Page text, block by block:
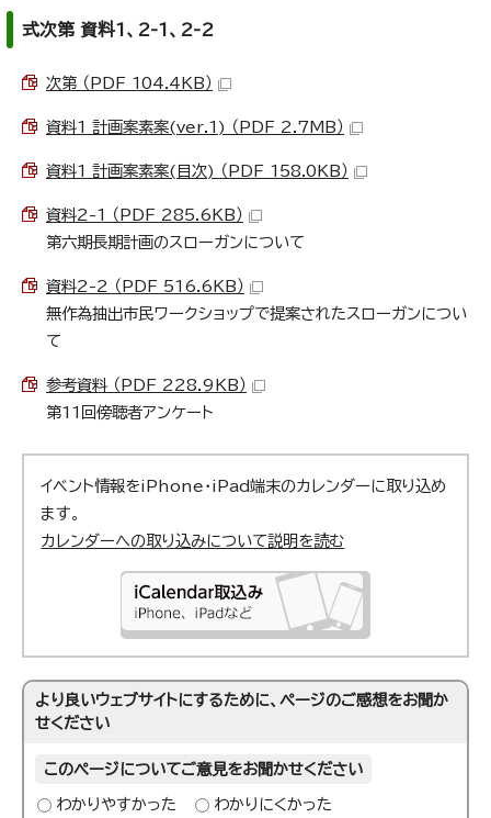
式次第 資料1、2-1、2-2
次第 （PDF 104.4KB）
資料1 計画案素案(ver.1) （PDF 2.7MB）
資料1 計画案素案(目次) （PDF 158.0KB）
資料2-1 （PDF 285.6KB）
第六期長期計画のスローガンについて
資料2-2 （PDF 516.6KB）
無作為抽出市民ワークショップで提案されたスローガンについ
て
参考資料 （PDF 228.9KB）
第11回傍聴者アンケート
イベント情報をiPhone・iPad端末のカレンダーに取り込め
ます。
カレンダーへの取り込みについて説明を読む
より良いウェブサイトにするために、ページのご感想をお聞か
せください
このページについてご意見をお聞かせください
わかりやすかった わかりにくかった